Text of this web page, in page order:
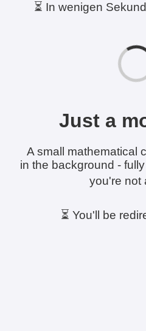
⏳ In wenigen
Just a
A small mathematical
in the background -
you're not
⏳ You'll be